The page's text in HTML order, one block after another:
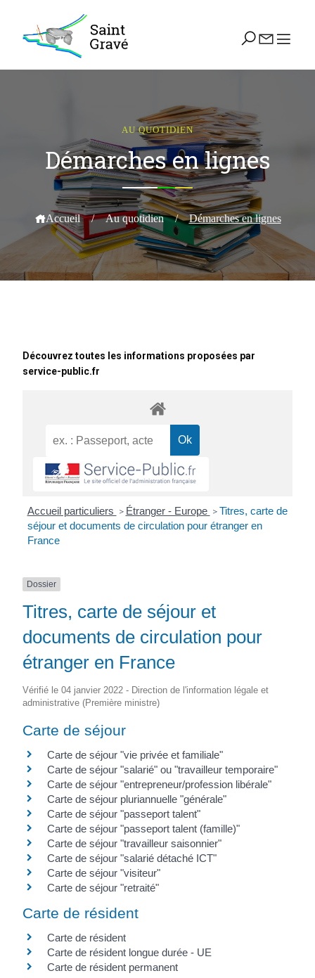
AU QUOTIDIEN
Démarches en lignes
Accueil / Au quotidien / Démarches en lignes
Découvrez toutes les informations proposées par
service-public.fr
Accueil particuliers > Étranger - Europe > Titres, carte de
séjour et documents de circulation pour étranger en
France
Dossier
Titres, carte de séjour et
documents de circulation pour
étranger en France
Vérifié le 04 janvier 2022 - Direction de l'information légale et
administrative (Première ministre)
Carte de séjour
Carte de séjour "vie privée et familiale"
Carte de séjour "salarié" ou "travailleur temporaire"
Carte de séjour "entrepreneur/profession libérale"
Carte de séjour pluriannuelle "générale"
Carte de séjour "passeport talent"
Carte de séjour "passeport talent (famille)"
Carte de séjour "travailleur saisonnier"
Carte de séjour "salarié détaché ICT"
Carte de séjour "visiteur"
Carte de séjour "retraité"
Carte de résident
Carte de résident
Carte de résident longue durée - UE
Carte de résident permanent